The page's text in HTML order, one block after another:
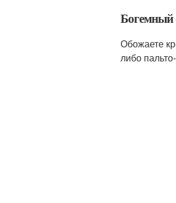
Богемный
Обожаете
либо